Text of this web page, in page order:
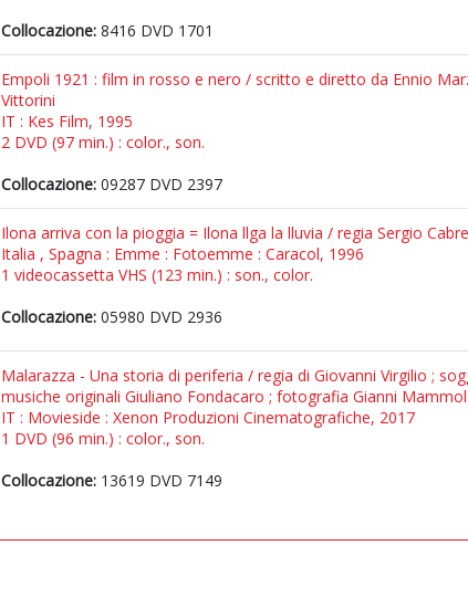
Collocazione: 8416 DVD 1701
Empoli 1921 : film in rosso e nero / scritto e diretto da Ennio
Vittorini
IT : Kes Film, 1995
2 DVD (97 min.) : color., son.
Collocazione: 09287 DVD 2397
Ilona arriva con la pioggia = Ilona llga la lluvia / regia Sergio
Italia , Spagna : Emme : Fotoemme : Caracol, 1996
1 videocassetta VHS (123 min.) : son., color.
Collocazione: 05980 DVD 2936
Malarazza - Una storia di periferia / regia di Giovanni Virgilio ;
musiche originali Giuliano Fondacaro ; fotografia Gianni
IT : Movieside : Xenon Produzioni Cinematografiche, 2017
1 DVD (96 min.) : color., son.
Collocazione: 13619 DVD 7149